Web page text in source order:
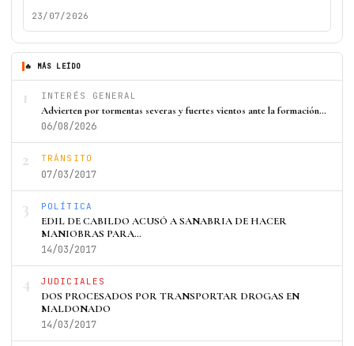
23/07/2026
🔥 MÁS LEÍDO
1 INTERÉS GENERAL
Advierten por tormentas severas y fuertes vientos ante la formación…
06/08/2026
2 TRÁNSITO
07/03/2017
3 POLÍTICA
EDIL DE CABILDO ACUSÓ A SANABRIA DE HACER
MANIOBRAS PARA…
14/03/2017
4 JUDICIALES
DOS PROCESADOS POR TRANSPORTAR DROGAS EN
MALDONADO
14/03/2017